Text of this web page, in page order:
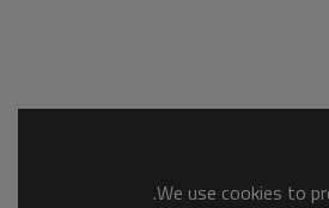
We use cookies to